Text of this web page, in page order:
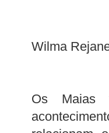
Wilma
Os Maias